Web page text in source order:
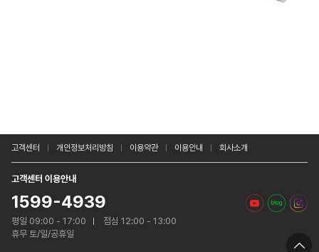
고객센터 개인정보처리방침 이용약관 이용안내 회사소개
고객센터 이용안내
1599-4939
평일 09:00 - 17:00
점심 12:00 - 13:00
휴무 토/일/공휴일